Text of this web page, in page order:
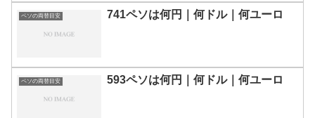
ペソの両替目安 741ペソは何円｜何ドル｜何ユーロ
ペソの両替目安 593ペソは何円｜何ドル｜何ユーロ